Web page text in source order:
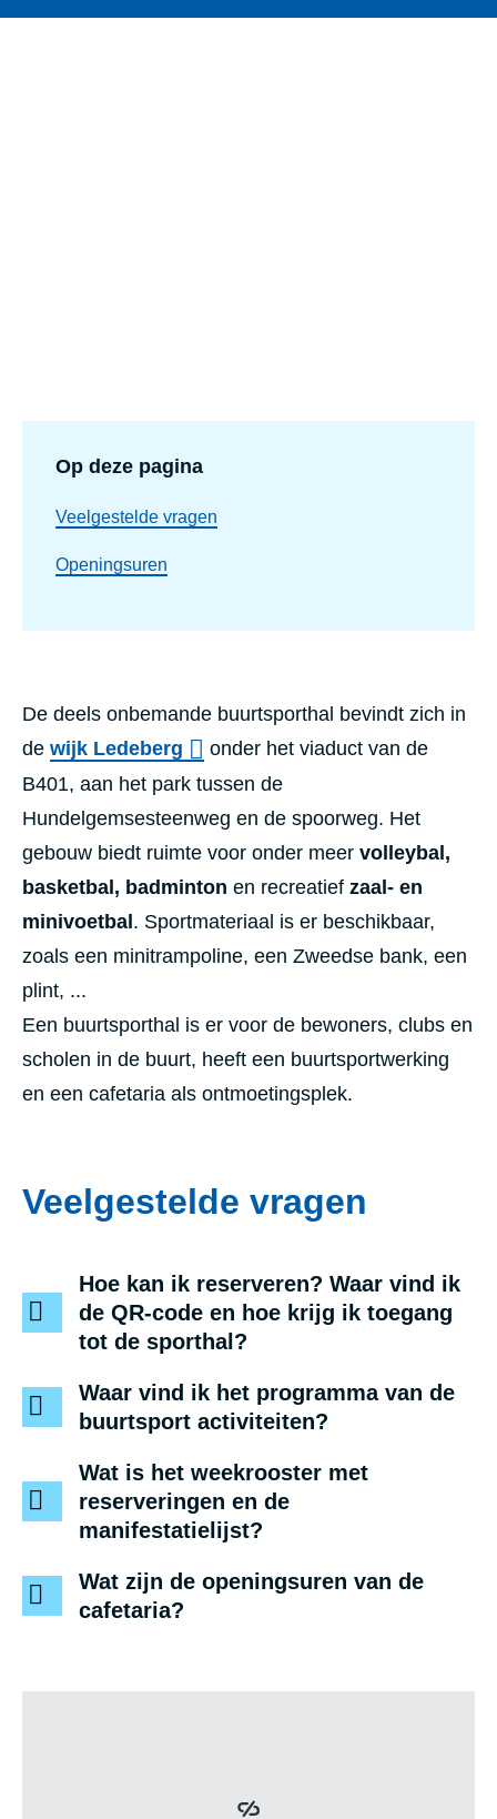
Op deze pagina
Veelgestelde vragen
Openingsuren
De deels onbemande buurtsporthal bevindt zich in
de wijk Ledeberg
onder het viaduct van de
B401, aan het park tussen de
Hundelgemsesteenweg en de spoorweg. Het
gebouw biedt ruimte voor onder meer volleybal,
basketbal, badminton en recreatief zaal- en
minivoetbal . Sportmateriaal is er beschikbaar,
zoals een minitrampoline, een Zweedse bank, een
plint, ...
Een buurtsporthal is er voor de bewoners, clubs en
scholen in de buurt, heeft een buurtsportwerking
en een cafetaria als ontmoetingsplek.
Veelgestelde vragen
Hoe kan ik reserveren? Waar vind ik
de QR-code en hoe krijg ik toegang
tot de sporthal?
Waar vind ik het programma van de
buurtsport activiteiten?
Wat is het weekrooster met
reserveringen en de
manifestatielijst?
Wat zijn de openingsuren van de
cafetaria?